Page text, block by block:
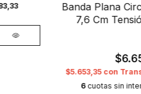
Banda Plana
7,6 Cm
$5.653,35 con
6 cuotas sin